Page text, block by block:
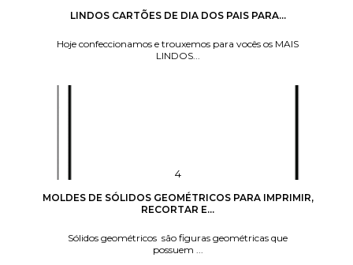
LINDOS CARTÕES DE DIA DOS PAIS PARA...
Hoje confeccionamos e trouxemos para vocês os MAIS
LINDOS...
MOLDES DE SÓLIDOS GEOMÉTRICOS PARA IMPRIMIR,
RECORTAR E...
Sólidos geométricos são figuras geométricas que
possuem ...